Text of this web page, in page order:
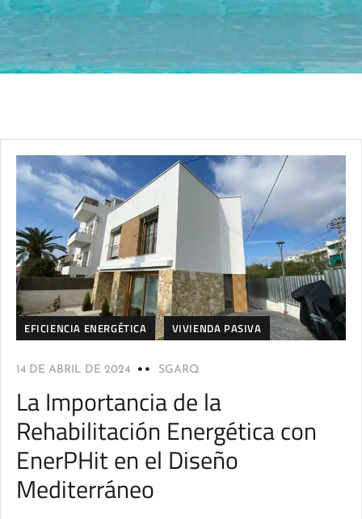
EFICIENCIA ENERGÉTICA VIVIENDA PASIVA
14 DE ABRIL DE 2024 SGARQ
La Importancia de la
Rehabilitación Energética con
EnerPHit en el Diseño
Mediterráneo